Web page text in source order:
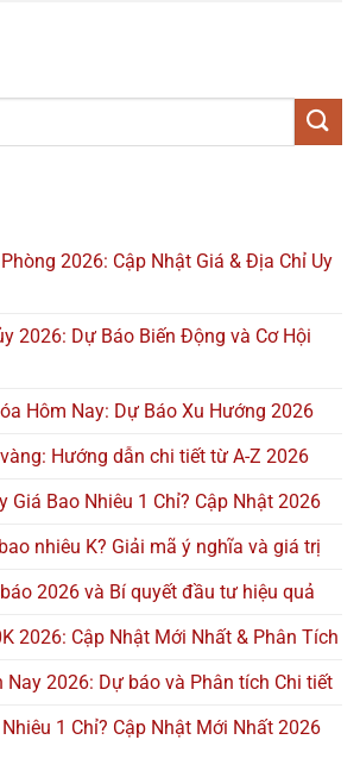
2026: Cập Nhật Giá & Địa Chỉ Uy
2026: Dự Báo Biến Động và Cơ Hội
Hôm Nay: Dự Báo Xu Hướng 2026
Hướng dẫn chi tiết từ A-Z 2026
Giá Bao Nhiêu 1 Chỉ? Cập Nhật 2026
nhiêu K? Giải mã ý nghĩa và giá trị
2026 và Bí quyết đầu tư hiệu quả
2026: Cập Nhật Mới Nhất & Phân Tích
Nay 2026: Dự báo và Phân tích Chi tiết
1 Chỉ? Cập Nhật Mới Nhất 2026